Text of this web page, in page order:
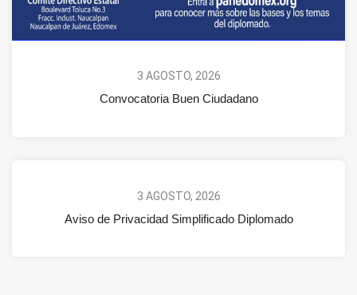
3 AGOSTO, 2026
Convocatoria Buen Ciudadano
3 AGOSTO, 2026
Aviso de Privacidad Simplificado Diplomado